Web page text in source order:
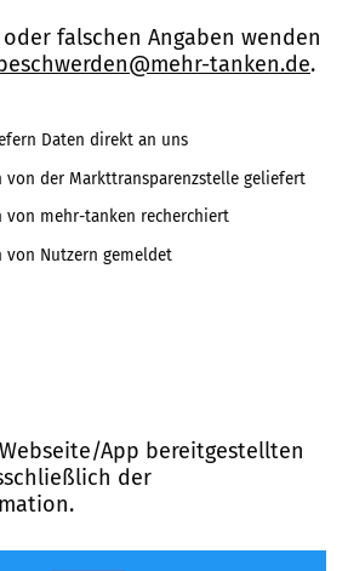
falschen Angaben wenden
tanken.de.
Daten direkt an uns
von der Markttransparenzstelle geliefert
von mehr-tanken recherchiert
von Nutzern gemeldet
App bereitgestellten
der